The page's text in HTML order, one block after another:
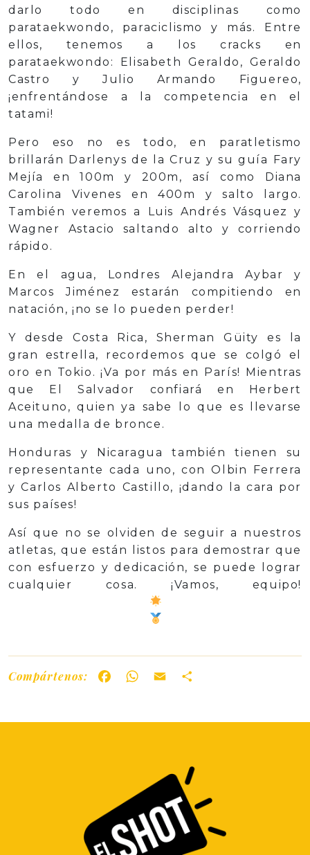
darlo todo en disciplinas como
parataekwondo, paraciclismo y más. Entre
ellos, tenemos a los cracks en
parataekwondo: Elisabeth Geraldo, Geraldo
Castro y Julio Armando Figuereo,
¡enfrentándose a la competencia en el
tatami!
Pero eso no es todo, en paratletismo
brillarán Darlenys de la Cruz y su guía Fary
Mejía en 100m y 200m, así como Diana
Carolina Vivenes en 400m y salto largo.
También veremos a Luis Andrés Vásquez y
Wagner Astacio saltando alto y corriendo
rápido.
En el agua, Londres Alejandra Aybar y
Marcos Jiménez estarán compitiendo en
natación, ¡no se lo pueden perder!
Y desde Costa Rica, Sherman Güity es la
gran estrella, recordemos que se colgó el
oro en Tokio. ¡Va por más en París! Mientras
que El Salvador confiará en Herbert
Aceituno, quien ya sabe lo que es llevarse
una medalla de bronce.
Honduras y Nicaragua también tienen su
representante cada uno, con Olbin Ferrera
y Carlos Alberto Castillo, ¡dando la cara por
sus países!
Así que no se olviden de seguir a nuestros
atletas, que están listos para demostrar que
con esfuerzo y dedicación, se puede lograr
cualquier cosa. ¡Vamos, equipo!
Compártenos: FacebookWhatsApp
Email